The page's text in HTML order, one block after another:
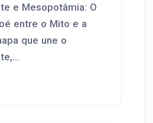
e Mesopotâmia: O
entre o Mito e a
que une o